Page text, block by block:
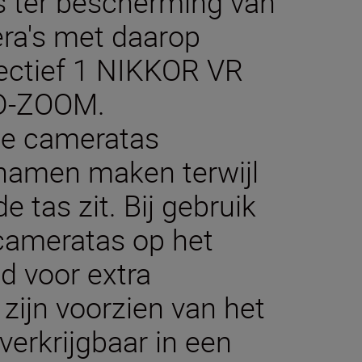
met daarop
1 NIKKOR VR
cameratas
maken terwijl
tas zit. Bij gebruik
op het
voor extra
voorzien van het
in een